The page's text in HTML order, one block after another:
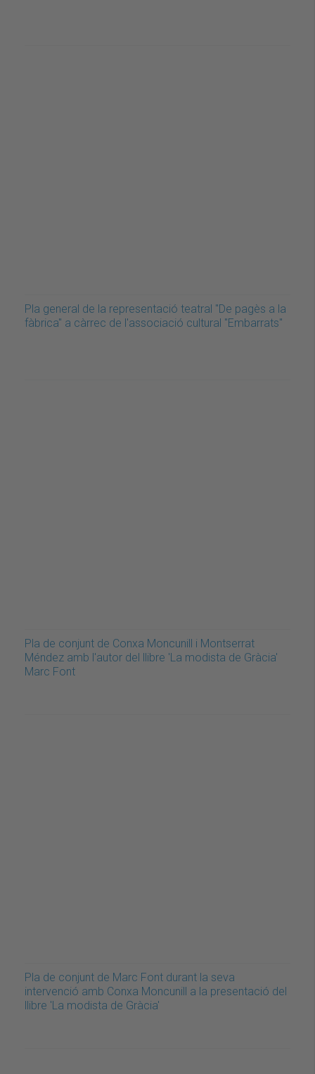
Pla general de la representació teatral "De pagès a la
fàbrica" a càrrec de l'associació cultural "Embarrats"
Pla de conjunt de Conxa Moncunill i Montserrat
Méndez amb l'autor del llibre 'La modista de Gràcia'
Marc Font
Pla de conjunt de Marc Font durant la seva
intervenció amb Conxa Moncunill a la presentació del
llibre 'La modista de Gràcia'